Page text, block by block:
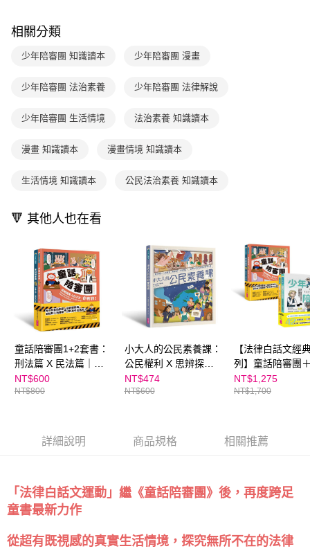
用戶於交易時，得透過本服務購買商品或服務，並由商店將買賣／分期付款
2.基於同意付款使用「大哥付你分期」之契約關係目的，商店將以您的個人
由本公司與您本人進行分期帳單所需資料之確認、核對及更正。
3.完整用戶服務條款，請詳閱以下連結：https://oppay.tw/userRule
※ 請注意：結帳手續完成當下不需立刻繳費，但若您需要取消訂單，請聯絡
購買商品的店家。未經商家同意取消之訂單仍視為有效，需透過AFTEE先享
後付繳納相關費用。
※ 交易是否成功請以「AFTEE先享後付 」之結帳頁面顯示為準，若有關於
客戶支援中心」https://netprotections.freshdesk.com/support/home
【注意事項】
１．透過由恩沛科技股份有限公司提供之「AFTEE先享後付」服務完成之交
權轉讓予恩沛科技股份有限公司。
https://aftee.tw/terms/#terms3
３．未成年的使用者請事先徵得法定代理人或監護人之同意方可使用
任。
４．使用「AFTEE先享後付」時，將依據個別帳號之用戶狀況，依本公司即
請求用戶進行身份認證。
５．嚴禁一人註冊多個帳號或使用他人資訊註冊。若發現惡意使用之情形，
恩沛科技股份有限公司將有權停止該用戶之使用額度並採取法律行動。
每筆NT$70，滿NT$800(含以上)免運費
離島宅配（澎湖、金門、馬祖、小琉球；不適用於郵局i郵箱）
每筆NT$200
相關分類
少年陪審團 知識讀本 少年陪審團 漫畫
少年陪審團 法治素養 少年陪審團 法律解說
少年陪審團 生活情境 法治素養 知識讀本
漫畫 知識讀本 漫畫情境 知識讀本
生活情境 知識讀本 公民法治素養 知識讀本
🔻 其他人也在看
童話陪審團1+2套書：
刑法篇 X 民法篇｜耳
熟能詳的童話故事 X
連結生活的公民素養，
NT$600
NT$800
小大人的公民素養課：
公民權利 X 思辨探究
──建構現代公民素養
必備圖文知識書
NT$474
NT$600
【法律白話文經
列】童話陪審團
陪審團 (2套共4
NT$1,275
NT$1,700
詳細說明 商品規格 相關推薦
「法律白話文運動」繼《童話陪審團》後，再度跨足
童書最新力作
從超有既視感的真實生活情境，探究無所不在的法律